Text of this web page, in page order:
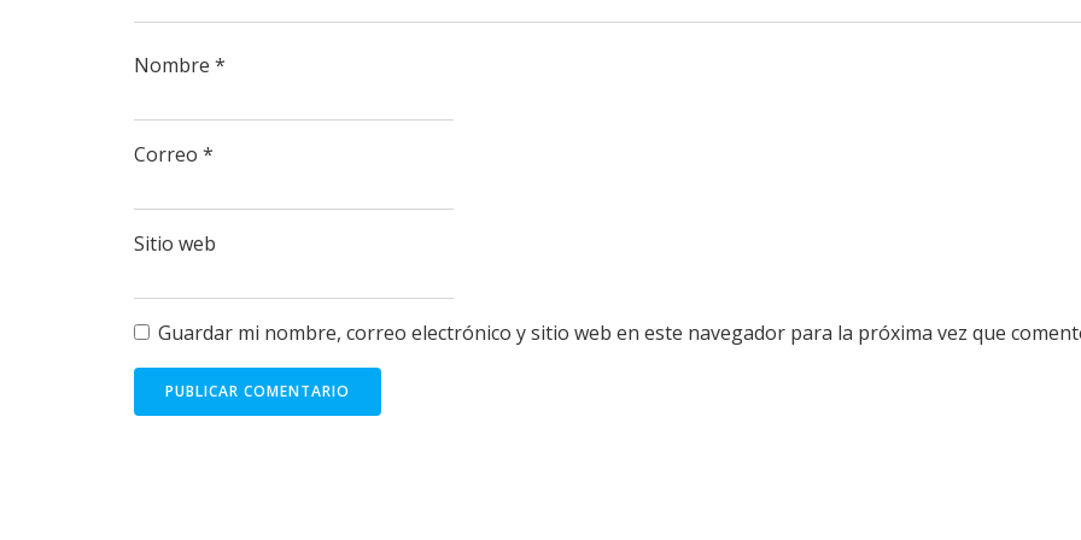
Nombre *
Correo *
Sitio web
Guardar mi nombre, correo electrónico y sitio web en este navegador para la próxima vez que